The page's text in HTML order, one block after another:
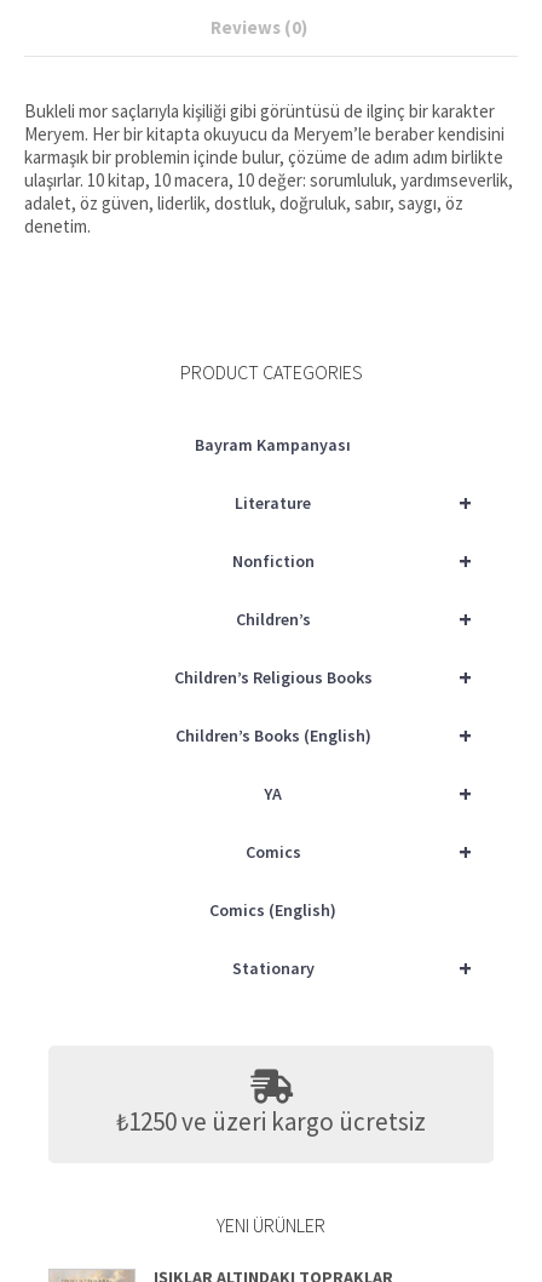
Reviews (0)
Bukleli mor saçlarıyla kişiliği gibi görüntüsü de ilginç bir karakter
Meryem. Her bir kitapta okuyucu da Meryem’le beraber kendisini
karmaşık bir problemin içinde bulur, çözüme de adım adım birlikte
ulaşırlar. 10 kitap, 10 macera, 10 değer: sorumluluk, yardımseverlik,
adalet, öz güven, liderlik, dostluk, doğruluk, sabır, saygı, öz
denetim.
PRODUCT CATEGORIES
Bayram Kampanyası
+
Literature
+
Nonfiction
+
Children’s
+
Children’s Religious Books
+
Children’s Books (English)
+
YA
+
Comics
Comics (English)
+
Stationary
₺1250 ve üzeri kargo ücretsiz
YENI ÜRÜNLER
IŞIKLAR ALTINDAKI TOPRAKLAR